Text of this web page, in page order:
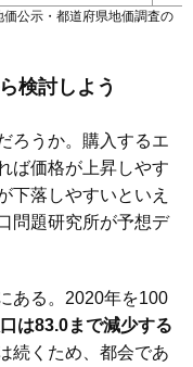
公示・都道府県地価調査の
検討しよう
ろうか。購入するエ
ば価格が上昇しやす
下落しやすいといえ
問題研究所が予想デ
ある。2020年を100
は83.0まで減少する
続くため、都会であ